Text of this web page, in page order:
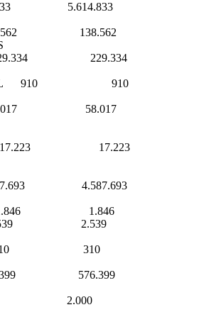
5.614.833
138.562
229.334 229.334
910 910
58.017 58.017
17.223 17.223
4.587.693
1.846 1.846
2.539 2.539
310 310
576.399
2.000